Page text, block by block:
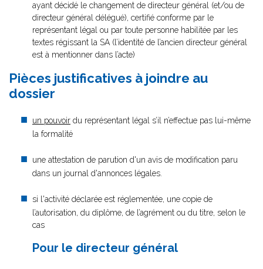
ayant décidé le changement de directeur général (et/ou de
directeur général délégué), certifié conforme par le
représentant légal ou par toute personne habilitée par les
textes régissant la SA (l’identité de l’ancien directeur général
est à mentionner dans l’acte)
Pièces justificatives à joindre au
dossier
un pouvoir du représentant légal s’il n’effectue pas lui-même
la formalité
une attestation de parution d'un avis de modification paru
dans un journal d'annonces légales.
si l'activité déclarée est réglementée, une copie de
l’autorisation, du diplôme, de l’agrément ou du titre, selon le
cas
Pour le directeur général